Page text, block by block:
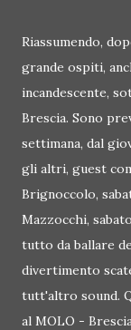
Riassumendo,
grande ospiti,
incandescente,
Brescia. Sono
settimana, dal
gli altri, guest
Brignoccolo,
Mazzocchi,
tutto da ballare
divertimento
tutt'altro sound.
al MOLO -